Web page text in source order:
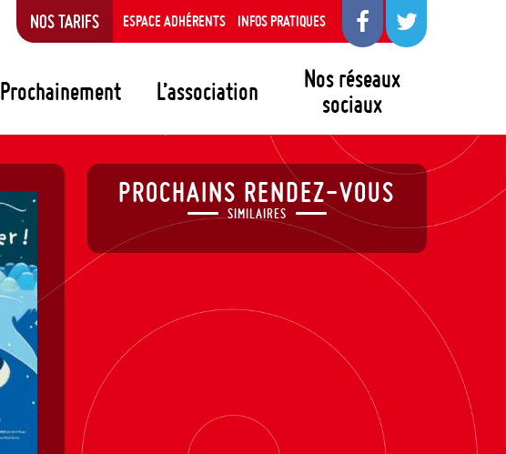
Prochainement L’association
Nos réseaux
sociaux
NOS TARIFS ESPACE ADHÉRENTS INFOS PRATIQUES
PROCHAINS RENDEZ-VOUS
SIMILAIRES